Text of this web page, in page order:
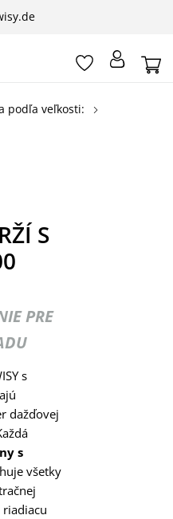
podľa veľkosti:
S
PRE
s
dažďovej
s
všetky